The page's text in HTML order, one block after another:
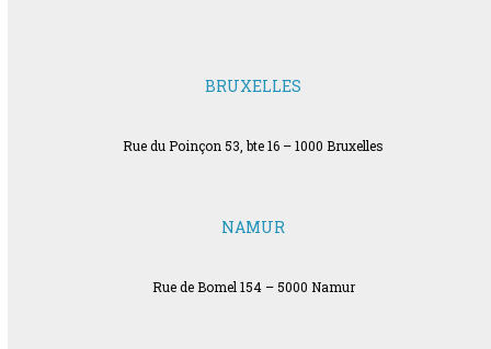
BRUXELLES
Rue du Poinçon 53, bte 16 – 1000 Bruxelles
NAMUR
Rue de Bomel 154 – 5000 Namur